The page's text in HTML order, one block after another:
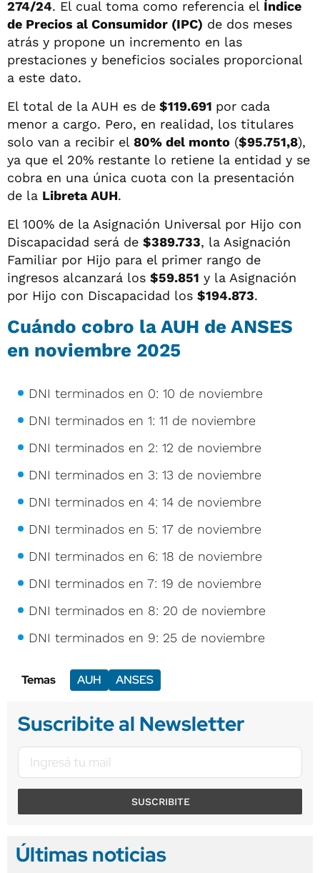
274/24. El cual toma como referencia el Índice
de Precios al Consumidor (IPC) de dos meses
atrás y propone un incremento en las
prestaciones y beneficios sociales proporcional
a este dato.
El total de la AUH es de $119.691 por cada
menor a cargo. Pero, en realidad, los titulares
solo van a recibir el 80% del monto ($95.751,8),
ya que el 20% restante lo retiene la entidad y se
cobra en una única cuota con la presentación
de la Libreta AUH.
El 100% de la Asignación Universal por Hijo con
Discapacidad será de $389.733, la Asignación
Familiar por Hijo para el primer rango de
ingresos alcanzará los $59.851 y la Asignación
por Hijo con Discapacidad los $194.873.
Cuándo cobro la AUH de ANSES
en noviembre 2025
DNI terminados en 0: 10 de noviembre
DNI terminados en 1: 11 de noviembre
DNI terminados en 2: 12 de noviembre
DNI terminados en 3: 13 de noviembre
DNI terminados en 4: 14 de noviembre
DNI terminados en 5: 17 de noviembre
DNI terminados en 6: 18 de noviembre
DNI terminados en 7: 19 de noviembre
DNI terminados en 8: 20 de noviembre
DNI terminados en 9: 25 de noviembre
Temas AUH ANSES
Suscribite al Newsletter
SUSCRIBITE
Últimas noticias